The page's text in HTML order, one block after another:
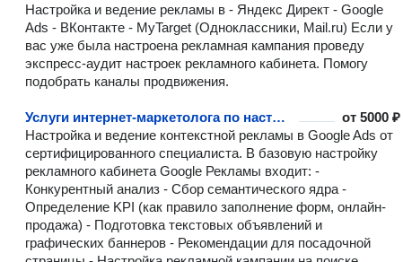
Настройка и ведение рекламы в - Яндекс Директ - Google
Ads - ВКонтакте - MyTarget (Одноклассники, Mail.ru) Если у
вас уже была настроена рекламная кампания проведу
экспресс-аудит настроек рекламного кабинета. Помогу
подобрать каналы продвижения.
Услуги интернет-маркетолога по настройке Google AdWords от5000 ₽
Настройка и ведение контекстной рекламы в Google Ads от
сертифицированного специалиста. В базовую настройку
рекламного кабинета Google Рекламы входит: -
Конкурентный анализ - Сбор семантического ядра -
Определение KPI (как правило заполнение форм, онлайн-
продажа) - Подготовка текстовых объявлений и
графических баннеров - Рекомендации для посадочной